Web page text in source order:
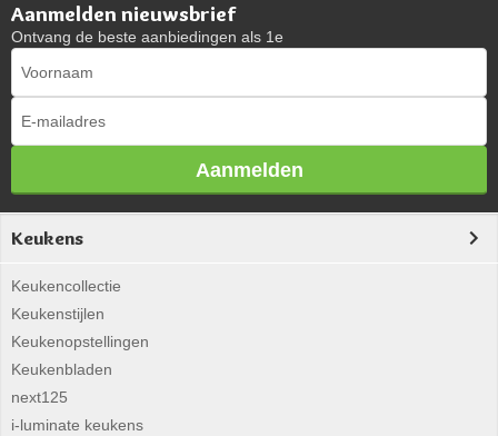
Aanmelden nieuwsbrief
Ontvang de beste aanbiedingen als 1e
Aanmelden
Keukens
Keukencollectie
Keukenstijlen
Keukenopstellingen
Keukenbladen
next125
i-luminate keukens